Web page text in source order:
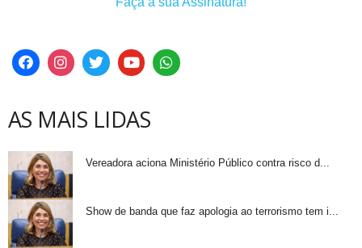
AS MAIS LIDAS
Vereadora aciona Ministério Público contra risco d...
Show de banda que faz apologia ao terrorismo tem i...